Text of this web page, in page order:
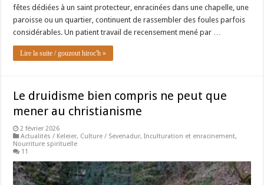
fêtes dédiées à un saint protecteur, enracinées dans une chapelle, une
paroisse ou un quartier, continuent de rassembler des foules parfois
considérables. Un patient travail de recensement mené par …
Lire la suite / gouzout hiroc'h »
Le druidisme bien compris ne peut que
mener au christianisme
2 février 2026
Actualités / Keleier, Culture / Sevenadur,Inculturation et enracinement,
Nourriture spirituelle
11